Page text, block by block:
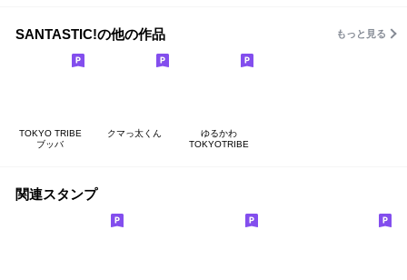
SANTASTIC!の他の作品 もっと見る
TOKYO TRIBE
ブッバ
クマっ太くん
ゆるかわ
TOKYOTRIBE
関連スタンプ